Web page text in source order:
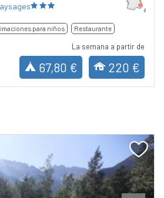
para niños Restaurante
La semana a partir de
67,80 € 220 €